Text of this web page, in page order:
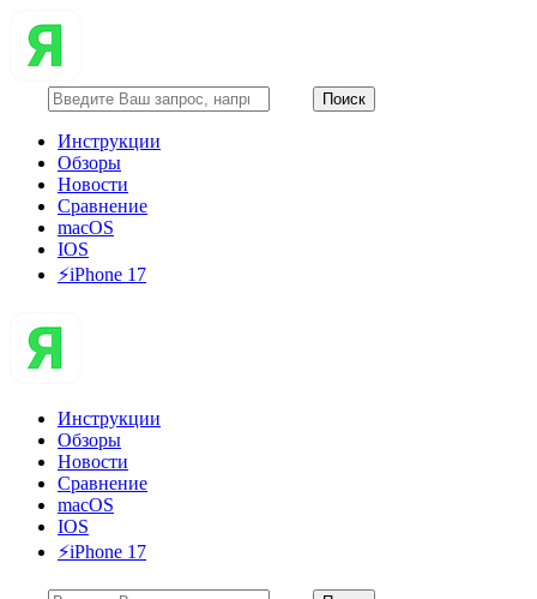
Инструкции
Обзоры
Новости
Сравнение
macOS
IOS
⚡️iPhone 17
Инструкции
Обзоры
Новости
Сравнение
macOS
IOS
⚡️iPhone 17